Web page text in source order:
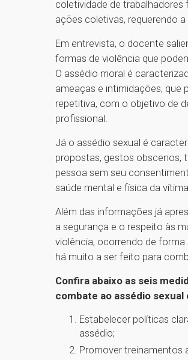
coletividade de
ações coletivas, requerendo
Em entrevista, o docente
formas de violência que
O assédio moral é
ameaças e intimidações, que
repetitiva, com o objetivo de
profissional.
Já o assédio sexual é
propostas, gestos obscenos,
pessoa sem seu
saúde mental e física da
Além das informações já
a segurança e o respeito às
violência, ocorrendo de
há muito a ser feito para
Confira abaixo as seis
combate ao assédio
Estabelecer políticas
assédio;
Promover treinamentos